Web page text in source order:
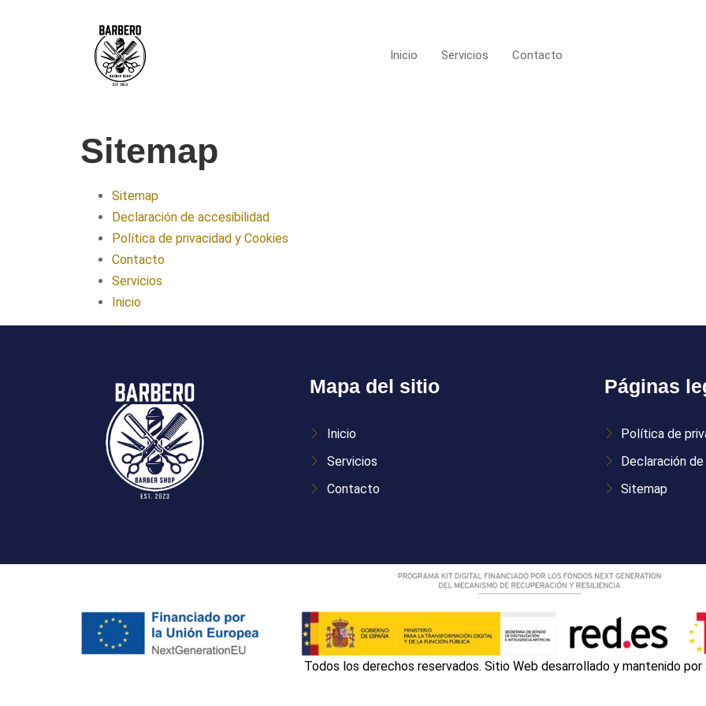
Inicio Servicios Contacto
Sitemap
Sitemap
Declaración de accesibilidad
Política de privacidad y Cookies
Contacto
Servicios
Inicio
Mapa del sitio
Inicio
Servicios
Contacto
Páginas
Política de
Declaración
Sitemap
Todos los derechos reservados. Sitio Web desarrollado y mantenido por